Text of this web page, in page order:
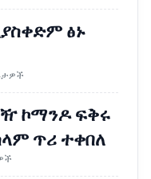
ፅኑ
ኮማንዶ ፍቅሩ
ጥሪ ተቀበለ